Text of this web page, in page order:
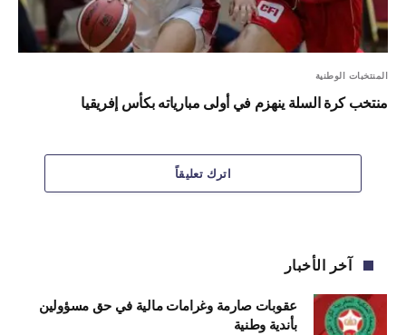
المنتخبات الوطنية
منتخب كرة السلة ينهزم في أولى مبارياته بكأس إفريقيا
اترك تعليقاً
آخر الأخبار
عقوبات صارمة وغرامات مالية في حق مسؤولين
بأندية وطنية